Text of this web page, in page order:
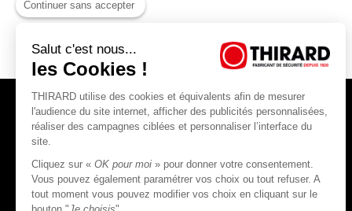
THIRARD S.A.S
45, rue Jean Jaurès
Continuer sans accepter
Salut c'est nous...
les Cookies !
THIRARD utilise des cookies et équivalents afin de mesurer
l'audience du site internet, afficher des publicités personnalisées,
réaliser des campagnes ciblées et personnaliser l’interface du
site.
Cliquez sur « OK pour moi » pour donner votre consentement.
Vous pouvez également paramétrer vos choix ou tout refuser. A
tout moment vous pouvez modifier vos choix en cliquant sur le